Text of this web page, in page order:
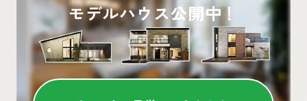
モデルハウス公開中！